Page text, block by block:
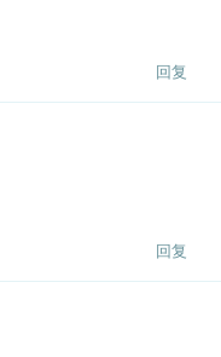
回复
回复